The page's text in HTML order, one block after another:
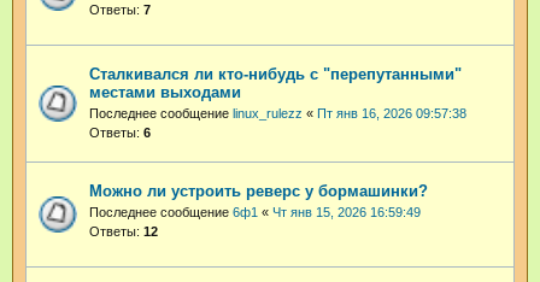
Ответы: 7
Сталкивался ли кто-нибудь с "перепутанными"
местами выходами
Последнее сообщение linux_rulezz « Пт янв 16, 2026 09:57:38
Ответы: 6
Можно ли устроить реверс у бормашинки?
Последнее сообщение 6ф1 « Чт янв 15, 2026 16:59:49
Ответы: 12